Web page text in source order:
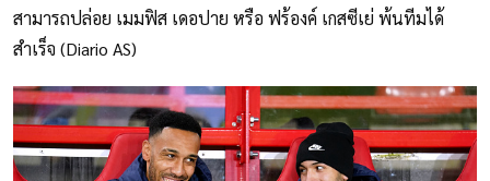
สามารถปล่อย เมมฟิส เดอปาย หรือ ฟร้องค์ เกสซีเย่ พ้นทีมได้
สำเร็จ (Diario AS)